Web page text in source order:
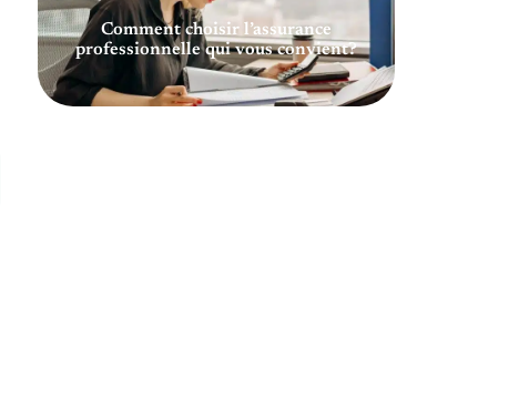
Comment choisir l’assurance
professionnelle qui vous convient?